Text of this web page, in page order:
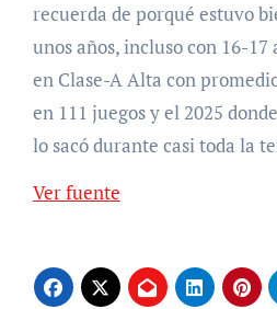
recuerda de porqué estuvo
unos años, incluso con 16-17
en Clase-A Alta con
en 111 juegos y el 2025
lo sacó durante casi toda la
Ver fuente